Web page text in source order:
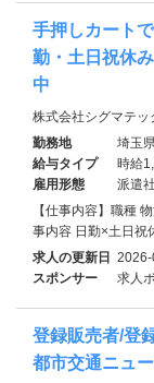
手押しカート
勤・土日祝休
中
株式会社シグマテッ
勤務地
埼玉
給与タイプ
時給
雇用形態
派遣
【仕事内容】職種
事内容 日勤×土日祝
求人の更新日
スポンサー
求人
登録販売者/登
都市交通ニュ